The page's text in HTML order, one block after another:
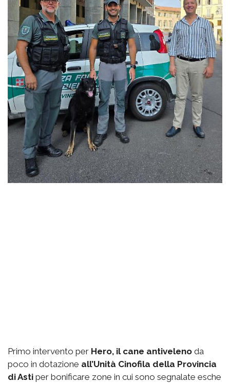
Primo intervento per Hero, il cane antiveleno da
poco in dotazione all’Unità Cinofila della Provincia
di Asti per bonificare zone in cui sono segnalate esche